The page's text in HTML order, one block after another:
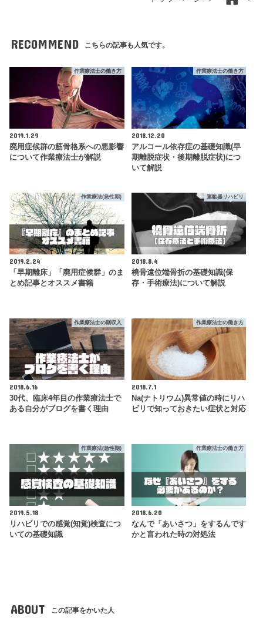
RECOMMEND こちらの記事も人気です。
作業療法士の働き方
2019.1.29
廃用症候群の筋骨格系への悪影響
について作業療法士が解説
作業療法士の働き方
2018.12.20
アルコール依存症の基礎知識(早
期離脱症状・後期離脱症状)につ
いて解説
作業療法(急性期)
2019.2.24
「早期離床」「廃用症候群」のま
とめ記事とオススメ書籍
運動器リハビリ
2018.8.4
橈骨遠位端骨折の基礎知識(保
存・手術療法)について解説
作業療法士の副収入
2018.6.16
30代、臨床4年目の作業療法士で
ある自分がブログを書く理由
作業療法士の働き方
2018.7.1
Na(ナトリウム)異常値の時にリハ
ビリで知っておきたい症状と対応
作業療法(急性期)
2019.5.18
リハビリでの感覚(知覚)検査につ
いての基礎知識
作業療法士の働き方
2018.6.20
なんで「あいさつ」をするんです
かと言われた時の対処法
ABOUT この記事をかいた人